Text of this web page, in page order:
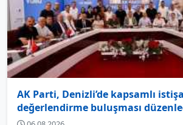
AK Parti, Denizli’de kapsamlı
değerlendirme buluşması